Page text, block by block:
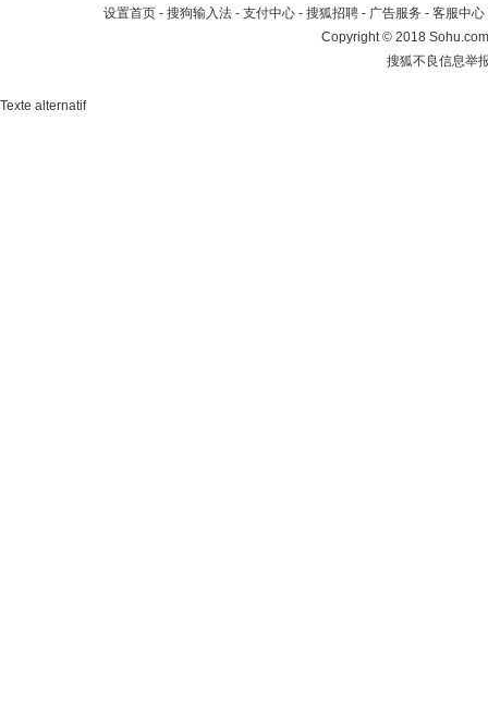
设置首页 - 搜狗输入法 - 支付中心 - 搜狐招聘 - 广告服务 - 客服中心
Copyright©2018
搜狐不良信息举
Texte alternatif